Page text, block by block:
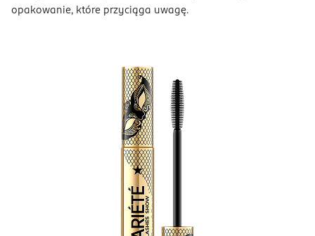
opakowanie, które przyciąga uwagę.